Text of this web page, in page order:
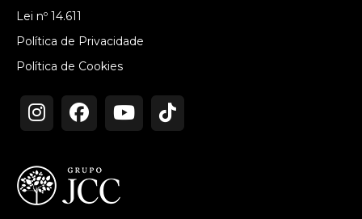
Lei nº 14.611
Política de Privacidade
Política de Cookies